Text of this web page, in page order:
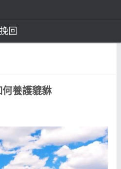
回
摩羯座 射手座
養護貔貅